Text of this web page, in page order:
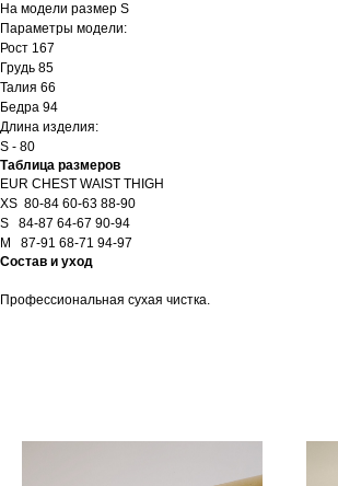
На модели размер S
Параметры модели:
Рост 167
Грудь 85
Талия 66
Бедра 94
Длина изделия:
S - 80
Таблица размеров
EUR CHEST WAIST THIGH
XS 80-84 60-63 88-90
S 84-87 64-67 90-94
M 87-91 68-71 94-97
Состав и уход
Профессиональная сухая чистка.